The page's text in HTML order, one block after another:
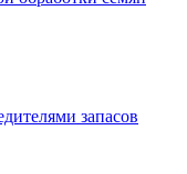
запасов